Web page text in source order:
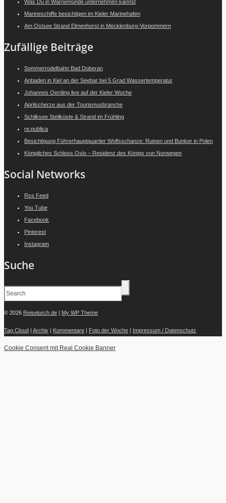
Was Du in Warnemünde unternehmen kannst
Marineschiffe besichtigen im Kieler Marinehafen
Am Ostsee Strand Elmenhorst in Mecklenburg-Vorpommern
Zufällige Beiträge
Sommerrodelbahn Bad Doberan
Anbaden in Kiel an der Seebar bei 5 Grad Wassertemperatur
Johannes Oerding live auf der Kieler Woche
Aprilscherze aus der Tourismusbranche
Schilksee Steilküste & Strand im Frühling
re:publica
Besichtigung Führerhauptquartier Wolfsschanze: Ruinen und Bunker in Polen
Königliches Schloss Oslo – Residenz des Königs von Norwegen
Social Networks
Rss Feed
You Tube
Facebook
Pinterest
Instagram
Suche
© 2026 Reiselurch.de | My WP Theme
Tag Cloud | Archiv | Kommentare | Foto der Woche | Impressum / Datenschutz
Cookie Consent mit Real Cookie Banner